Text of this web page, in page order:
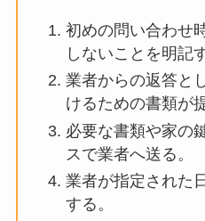
初めの問い合わせ
しないことを明記
業者からの返答と
けるための書類が
必要な書類や家の
スで業者へ送る。
業者が指定された
する。